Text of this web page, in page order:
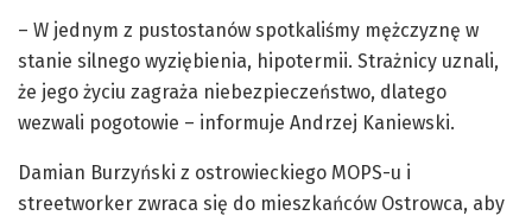
– W jednym z pustostanów spotkaliśmy mężczyznę w
stanie silnego wyziębienia, hipotermii. Strażnicy uznali,
że jego życiu zagraża niebezpieczeństwo, dlatego
wezwali pogotowie – informuje Andrzej Kaniewski.
Damian Burzyński z ostrowieckiego MOPS-u i
streetworker zwraca się do mieszkańców Ostrowca, aby